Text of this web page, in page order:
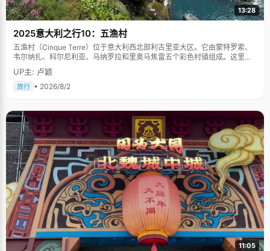
13:28
2025意大利之行10：五渔村
五渔村（Cinque Terre）位于意大利西北部利古里亚大区。它由蒙特罗索、
韦尔纳扎、科尔尼利亚、马纳罗拉和里奥马焦雷五个彩色村镇组成。这里依
山傍海，房屋色彩斑斓，1997年被列为世界文化遗产。
UP主: 卢颖
旅行 • 2026/8/2
11:05